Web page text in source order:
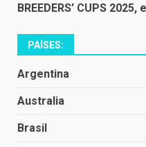
BREEDERS’ CUPS
PAÍSES:
Argentina
Australia
Brasil